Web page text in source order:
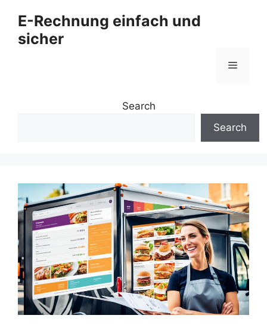
Inhalt
springen
E-Rechnung einfach und
sicher
Menü
Search
Search